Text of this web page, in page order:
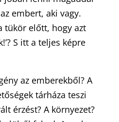
embert, aki vagy.
tükör előtt, hogy azt
S itt a teljes képre
az emberekből? A
tárháza teszi
érzést? A környezet?